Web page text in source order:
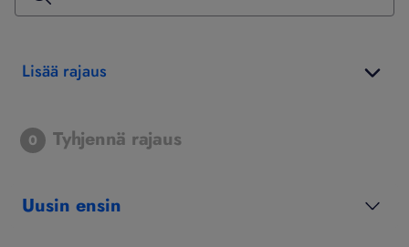
Lisää rajaus
0 Tyhjennä rajaus
Uusin ensin